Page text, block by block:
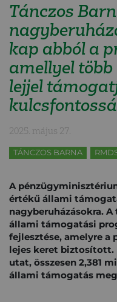
Tánczos
kap abból a
amellyel
lejjel
2025. május 27.
TÁNCZOS BARNA
A
értékű állami
nagyberuházásokra.
állami támogatási
fejlesztése, amelyre a
lejes keret
utat, összesen 2,381
állami támogatás